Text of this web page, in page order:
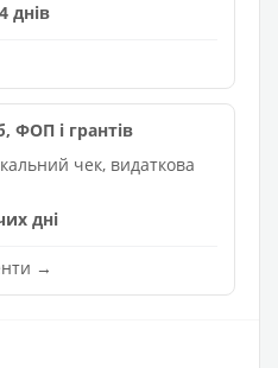
днів
ФОП і грантів
чек, видаткова
дні
→